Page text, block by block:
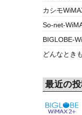
カシモ
So-net-
BIGLOBE-
どんなとき
最近の